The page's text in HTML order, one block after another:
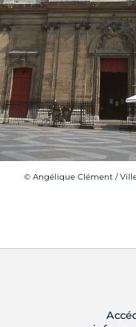
Crédit photo :
© Angélique Clément /